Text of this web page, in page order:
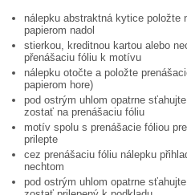
nálepku abstraktná kytice položte
papierom nadol
stierkou, kreditnou kartou alebo
přenášaciu fóliu k motívu
nálepku otočte a položte
papierom hore)
pod ostrým uhlom opatrne
zostať na prenášaciu fóliu
motív spolu s prenášacie fóliou
prilepte
cez prenášaciu fóliu nálepku
nechtom
pod ostrým uhlom opatrne